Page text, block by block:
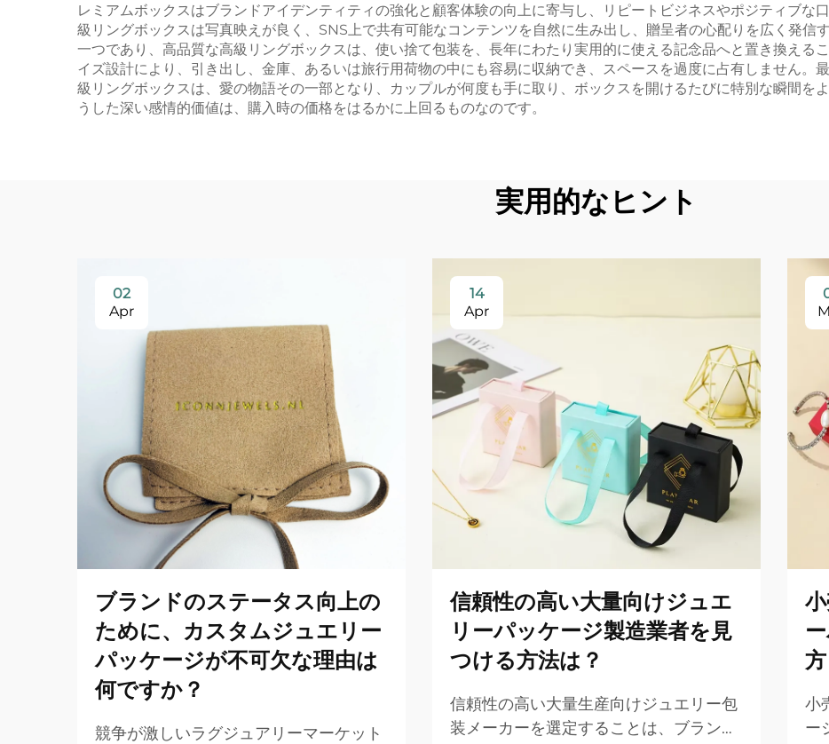
レミアムボックスはブランドアイデンティティの強化と顧客体験の向上に寄与し、リピートビジネスやポジティブな
級リングボックスは写真映えが良く、SNS上で共有可能なコンテンツを自然に生み出し、贈呈者の心配りを広く発信
一つであり、高品質な高級リングボックスは、使い捨て包装を、長年にわたり実用的に使える記念品へと置き換える
イズ設計により、引き出し、金庫、あるいは旅行用荷物の中にも容易に収納でき、スペースを過度に占有しません。
級リングボックスは、愛の物語その一部となり、カップルが何度も手に取り、ボックスを開けるたびに特別な瞬間を
うした深い感情的価値は、購入時の価格をはるかに上回るものなのです。
実用的なヒント
02
Apr
ブランドのステータス向上の
ために、カスタムジュエリー
パッケージが不可欠な理由は
何ですか？
競争が激しいラグジュアリーマーケット
14
Apr
信頼性の高い大量向けジュエ
リーパッケージ製造業者を見
つける方法は？
信頼性の高い大量生産向けジュエリー包
装メーカーを選定することは、ブランド
方
小
ー